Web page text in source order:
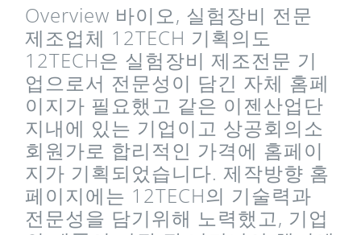
Overview 바이오, 실험장비 전문
제조업체 12TECH 기획의도
12TECH은 실험장비 제조전문 기
업으로서 전문성이 담긴 자체 홈페
이지가 필요했고 같은 이젠산업단
지내에 있는 기업이고 상공회의소
회원가로 합리적인 가격에 홈페이
지가 기획되었습니다. 제작방향 홈
페이지에는 12TECH의 기술력과
전문성을 담기위해 노력했고, 기업